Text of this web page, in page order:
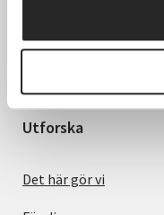
samhällsaktör som
delaktighet, positiv
människor, miljö och
Utforska
Det här gör vi